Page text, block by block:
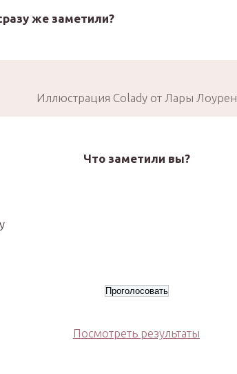
же заметили?
Иллюстрация Colady от Лары Лоурен
Что заметили вы?
Посмотреть результаты